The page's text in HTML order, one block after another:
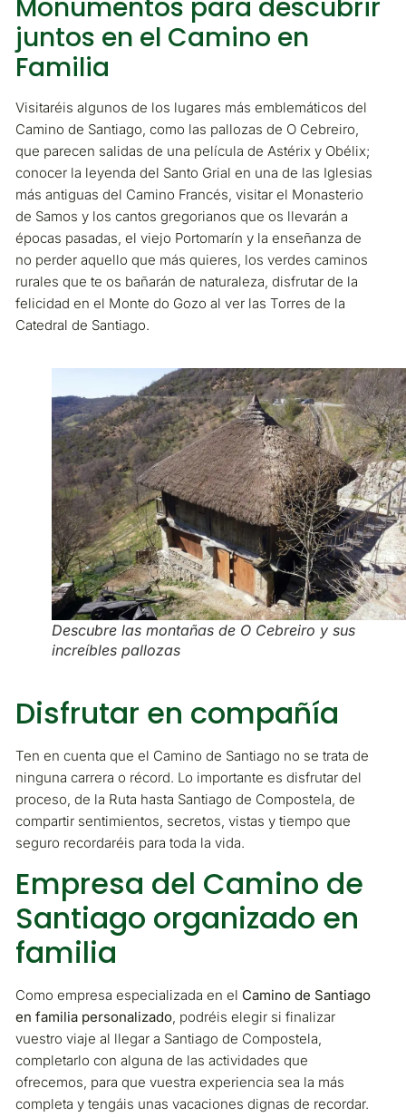
Monumentos para descubrir
juntos en el Camino en
Familia
Visitaréis algunos de los lugares más emblemáticos del
Camino de Santiago, como las pallozas de O Cebreiro,
que parecen salidas de una película de Astérix y Obélix;
conocer la leyenda del Santo Grial en una de las Iglesias
más antiguas del Camino Francés, visitar el Monasterio
de Samos y los cantos gregorianos que os llevarán a
épocas pasadas, el viejo Portomarín y la enseñanza de
no perder aquello que más quieres, los verdes caminos
rurales que te os bañarán de naturaleza, disfrutar de la
felicidad en el Monte do Gozo al ver las Torres de la
Catedral de Santiago.
Descubre las montañas de O Cebreiro y sus
increíbles pallozas
Disfrutar en compañía
Ten en cuenta que el Camino de Santiago no se trata de
ninguna carrera o récord. Lo importante es disfrutar del
proceso, de la Ruta hasta Santiago de Compostela, de
compartir sentimientos, secretos, vistas y tiempo que
seguro recordaréis para toda la vida.
Empresa del Camino de
Santiago organizado en
familia
Como empresa especializada en el Camino de Santiago
en familia personalizado, podréis elegir si finalizar
vuestro viaje al llegar a Santiago de Compostela,
completarlo con alguna de las actividades que
ofrecemos, para que vuestra experiencia sea la más
completa y tengáis unas vacaciones dignas de recordar.